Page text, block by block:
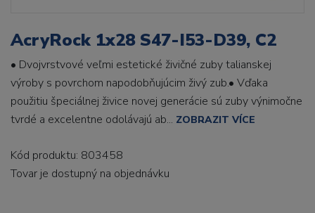
AcryRock 1x28 S47-I53-D39, C2
• Dvojvrstvové veľmi estetické živičné zuby talianskej
výroby s povrchom napodobňujúcim živý zub.• Vďaka
použitiu špeciálnej živice novej generácie sú zuby výnimočne
tvrdé a excelentne odolávajú ab... ZOBRAZIT VÍCE
Kód produktu: 803458
Tovar je dostupný na objednávku